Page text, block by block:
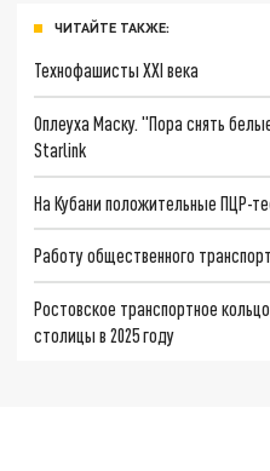
ЧИТАЙТЕ ТАКЖЕ:
Технофашисты XXI века
Оплеуха Маску. "Пора снять
Starlink
На Кубани положительные ПЦР-
Работу общественного
Ростовское транспортное
столицы в 2025 году